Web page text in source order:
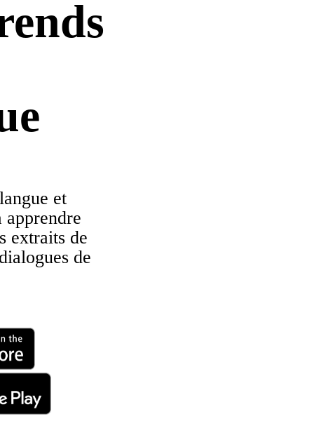
et
apprendre
extraits de
de